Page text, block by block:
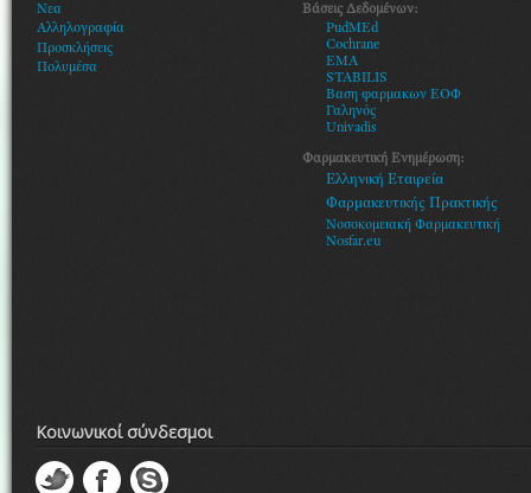
Νεα
Αλληλογραφία
Προσκλήσεις
Πολυμέσα
Βάσεις Δεδομένων:
PudMEd
Cochrane
EMA
STABILIS
Βαση φαρμακων ΕΟΦ
Γαληνός
Univadis
Φαρμακευτική Ενημέρωση:
Ελληνική Εταιρεία
Φαρμακευτικής Πρακτικής
Νοσοκομειακή Φαρμακευτική
Nosfar.eu
Κοινωνικοί σύνδεσμοι